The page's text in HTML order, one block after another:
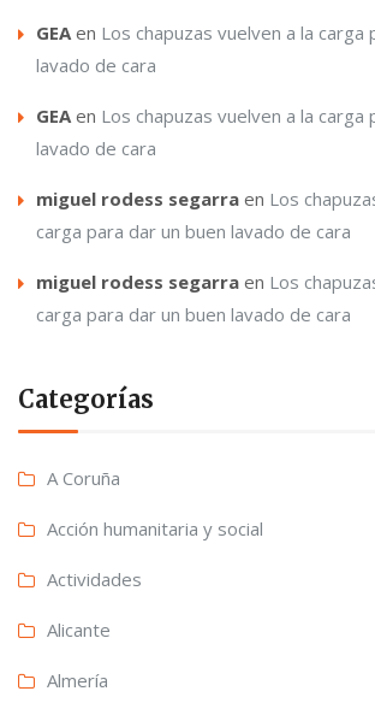
GEAen Los chapuzas vuelven a la carga
lavado de cara
GEAen Los chapuzas vuelven a la carga
lavado de cara
miguel rodess segarra en Los
carga para dar un buen lavado de cara
miguel rodess segarra en Los
carga para dar un buen lavado de cara
Categorías
A Coruña
Acción humanitaria y social
Actividades
Alicante
Almería